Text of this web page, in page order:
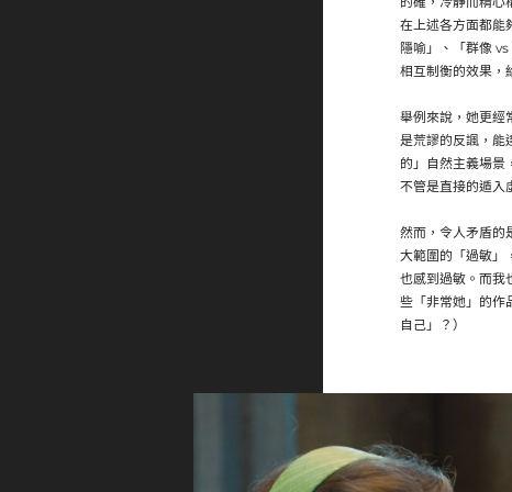
在上述各方面都能
隱喻」、「群像
相互制衡的效果，
舉例來說，她更經
是荒謬的反諷，能
的」自然主義場
不管是直接的遁
然而，令人矛盾的
大範圍的「過敏」
也感到過敏。而我
些「非常她」的作
自己」？）